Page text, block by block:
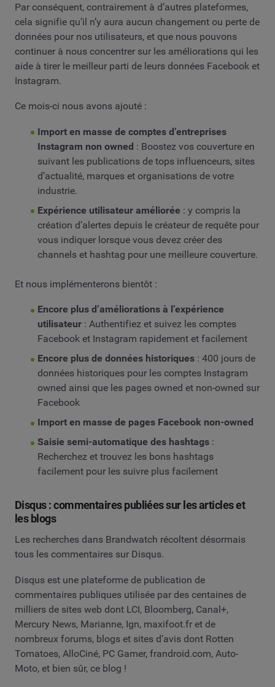
Par conséquent, contrairement à d’autres plateformes,
cela signifie qu’il n’y aura aucun changement ou perte de
données pour nos utilisateurs, et que nous pouvons
continuer à nous concentrer sur les améliorations qui les
aide à tirer le meilleur parti de leurs données Facebook et
Instagram.
Ce mois-ci nous avons ajouté :
Import en masse de comptes d’entreprises
Instagram non owned : Boostez vos couverture en
suivant les publications de tops influenceurs, sites
d’actualité, marques et organisations de votre
industrie.
Expérience utilisateur améliorée : y compris la
création d’alertes depuis le créateur de requête pour
vous indiquer lorsque vous devez créer des
channels et hashtag pour une meilleure couverture.
Et nous implémenterons bientôt :
Encore plus d’améliorations à l’expérience
utilisateur: Authentifiez et suivez les comptes
Facebook et Instagram rapidement et facilement
Encore plus de données historiques: 400 jours de
données historiques pour les comptes Instagram
owned ainsi que les pages owned et non-owned sur
Facebook
Import en masse de pages Facebook non-owned
Saisie semi-automatique des hashtags:
Recherchez et trouvez les bons hashtags
facilement pour les suivre plus facilement
Disqus : commentaires publiées sur les articles et
les blogs
Les recherches dans Brandwatch récoltent désormais
tous les commentaires sur Disqus.
Disqus est une plateforme de publication de
commentaires publiques utilisée par des centaines de
milliers de sites web dont LCI, Bloomberg, Canal+,
Mercury News, Marianne, Ign, maxifoot.fr et de
nombreux forums, blogs et sites d’avis dont Rotten
Tomatoes, AlloCiné, PC Gamer, frandroid.com, Auto-
Moto, et bien sûr, ce blog !